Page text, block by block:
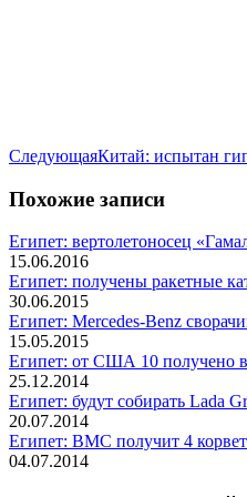
СледующаяСледующая
Китай: испытан
Похожие записи
Египет: вертолетоносец
15.06.2016
Египет: получены ракетные
30.06.2015
Египет: Mercedes-Benz
15.05.2015
Египет: от США 10 получено
25.12.2014
Египет: будут собирать Lada
20.07.2014
Египет: ВМС получит 4
04.07.2014